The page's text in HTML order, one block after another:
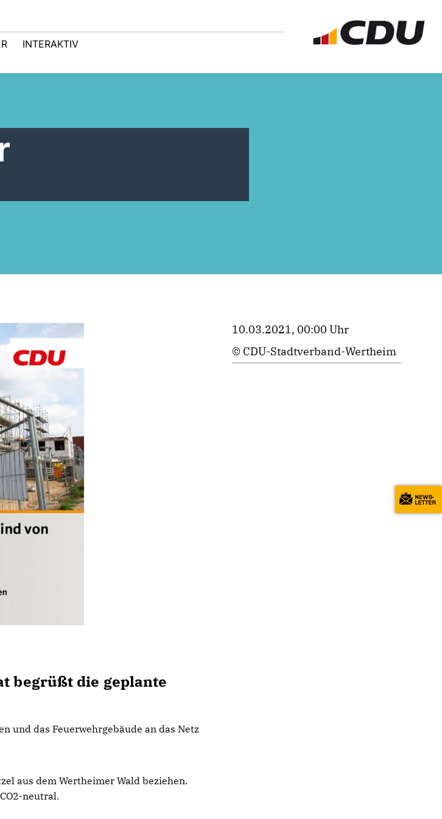
INTERAKTIV
begrüßt die geplante
und das Feuerwehrgebäude an das Netz
aus dem Wertheimer Wald beziehen.
neutral.
10.03.2021, 00:00 Uhr
© CDU-Stadtverband-Wertheim